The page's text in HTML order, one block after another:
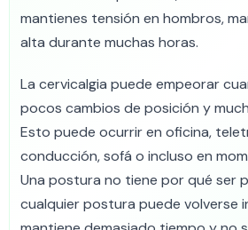
mantienes tensión en hombros,
alta durante muchas horas.
La cervicalgia puede empeorar
pocos cambios de posición y
Esto puede ocurrir en oficina,
conducción, sofá o incluso en
Una postura no tiene por qué ser
cualquier postura puede volverse